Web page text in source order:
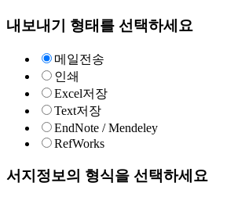
내보내기 형태를 선택하세요
메일전송
인쇄
Excel저장
Text저장
EndNote / Mendeley
RefWorks
서지정보의 형식을 선택하세요